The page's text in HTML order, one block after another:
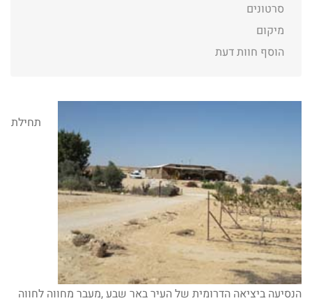
סרטונים
מיקום
הוסף חוות דעת
תחילת
הנסיעה ביציאה הדרומית של העיר באר שבע ,מעבר מחווה לחווה